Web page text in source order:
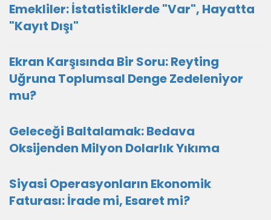
Emekliler: İstatistiklerde "Var", Hayatta
"Kayıt Dışı"
Ekran Karşısında Bir Soru: Reyting
Uğruna Toplumsal Denge Zedeleniyor
mu?
Geleceği Baltalamak: Bedava
Oksijenden Milyon Dolarlık Yıkıma
Siyasi Operasyonların Ekonomik
Faturası: İrade mi, Esaret mi?